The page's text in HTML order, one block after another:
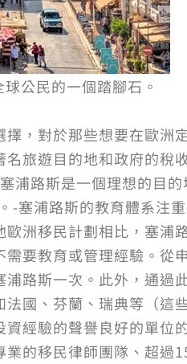
公民的一個踏腳石。
，對於那些想要在歐洲
旅遊目的地和政府的稅
浦路斯是一個理想的目
-塞浦路斯的教育體系注
洲移民計劃相比，塞浦
要教育或管理經驗。從
路斯一次。此外，通過
國、芬蘭、瑞典等（這
經驗的聲譽良好的單位
的移民律師團隊、超過